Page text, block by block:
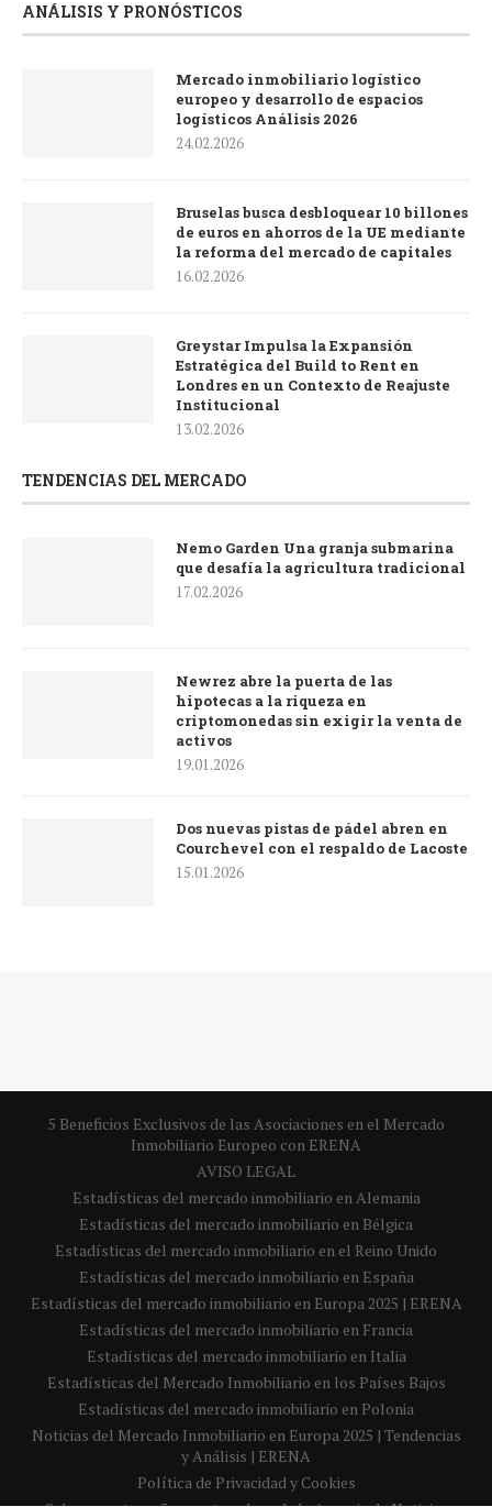
ANÁLISIS Y PRONÓSTICOS
Mercado inmobiliario logístico
europeo y desarrollo de espacios
logísticos Análisis 2026
24.02.2026
Bruselas busca desbloquear 10 billones
de euros en ahorros de la UE mediante
la reforma del mercado de capitales
16.02.2026
Greystar Impulsa la Expansión
Estratégica del Build to Rent en
Londres en un Contexto de Reajuste
Institucional
13.02.2026
TENDENCIAS DEL MERCADO
Nemo Garden Una granja submarina
que desafía la agricultura tradicional
17.02.2026
Newrez abre la puerta de las
hipotecas a la riqueza en
criptomonedas sin exigir la venta de
activos
19.01.2026
Dos nuevas pistas de pádel abren en
Courchevel con el respaldo de Lacoste
15.01.2026
5 Beneficios Exclusivos de las Asociaciones en el Mercado
Inmobiliario Europeo con ERENA
AVISO LEGAL
Estadísticas del mercado inmobiliario en Alemania
Estadísticas del mercado inmobiliario en Bélgica
Estadísticas del mercado inmobiliario en el Reino Unido
Estadísticas del mercado inmobiliario en España
Estadísticas del mercado inmobiliario en Europa 2025 | ERENA
Estadísticas del mercado inmobiliario en Francia
Estadísticas del mercado inmobiliario en Italia
Estadísticas del Mercado Inmobiliario en los Países Bajos
Estadísticas del mercado inmobiliario en Polonia
Noticias del Mercado Inmobiliario en Europa 2025 | Tendencias
y Análisis | ERENA
Política de Privacidad y Cookies